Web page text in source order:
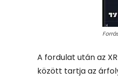
A fordulat után az
között tartja az